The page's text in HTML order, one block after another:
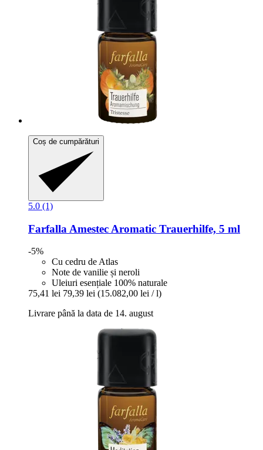
Coș de cumpărături
5.0 (1)
Farfalla Amestec Aromatic Trauerhilfe, 5 ml
-5%
Cu cedru de Atlas
Note de vanilie și neroli
Uleiuri esențiale 100% naturale
75,41 lei 79,39 lei (15.082,00 lei / l)
Livrare până la data de 14. august